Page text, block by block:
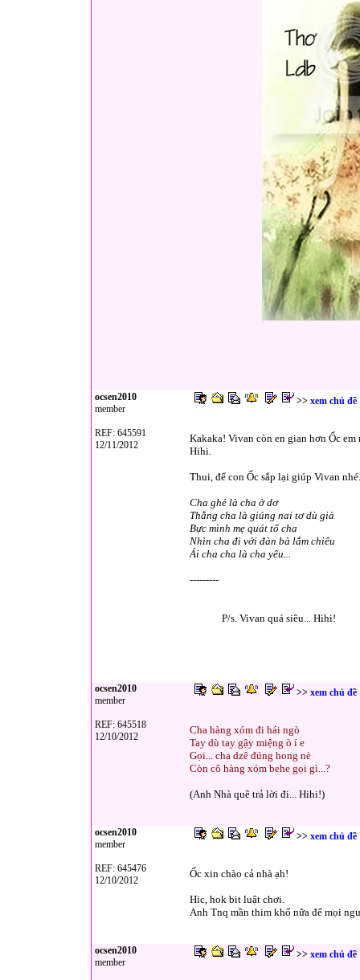
ocsen2010
member
REF: 645591
12/11/2012
>> xem chủ đề
Kakaka! Vivan còn en gian hơn Ốc
Hihi.
Thui, để con Ốc sắp lại giúp Vivan
Cha ghẻ là cha ở dơ
Thằng cha là giúng nai tơ dù già
Bực mình mẹ quát tổ cha
Nhìn cha đi với đàn bà lắm chiêu
Ái cha cha là cha yêu...
---------
P/s. Vivan quá siêu... Hihi!
ocsen2010
member
REF: 645518
12/10/2012
>> xem chủ đề
Cha hàng xóm đi hái ngò
Tay dù tay gậy miệng ò í e
Gọi... cha dzê đúng hong nè
Còn cô hàng xóm behe gọi gì...?
(Anh Nhà quê trả lời đi... Hihi!)
ocsen2010
member
REF: 645476
12/10/2012
>> xem chủ đề
Ốc xin chào cả nhà ạh!
Hic, hok bit luật chơi.
Anh Tnq mần thim khổ nữa để mọi
ocsen2010
member
>> xem chủ đề